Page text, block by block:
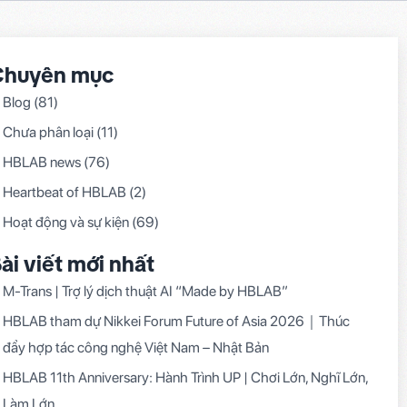
mục
Blog (81)
Chưa phân loại (11)
HBLAB news (76)
Heartbeat of HBLAB (2)
Hoạt động và sự kiện (69)
viết mới nhất
M-Trans | Trợ lý dịch thuật AI “Made by HBLAB”
HBLAB tham dự Nikkei Forum Future of Asia 2026｜Thúc
đẩy hợp tác công nghệ Việt Nam – Nhật Bản
HBLAB 11th Anniversary: Hành Trình UP | Chơi Lớn, Nghĩ Lớn,